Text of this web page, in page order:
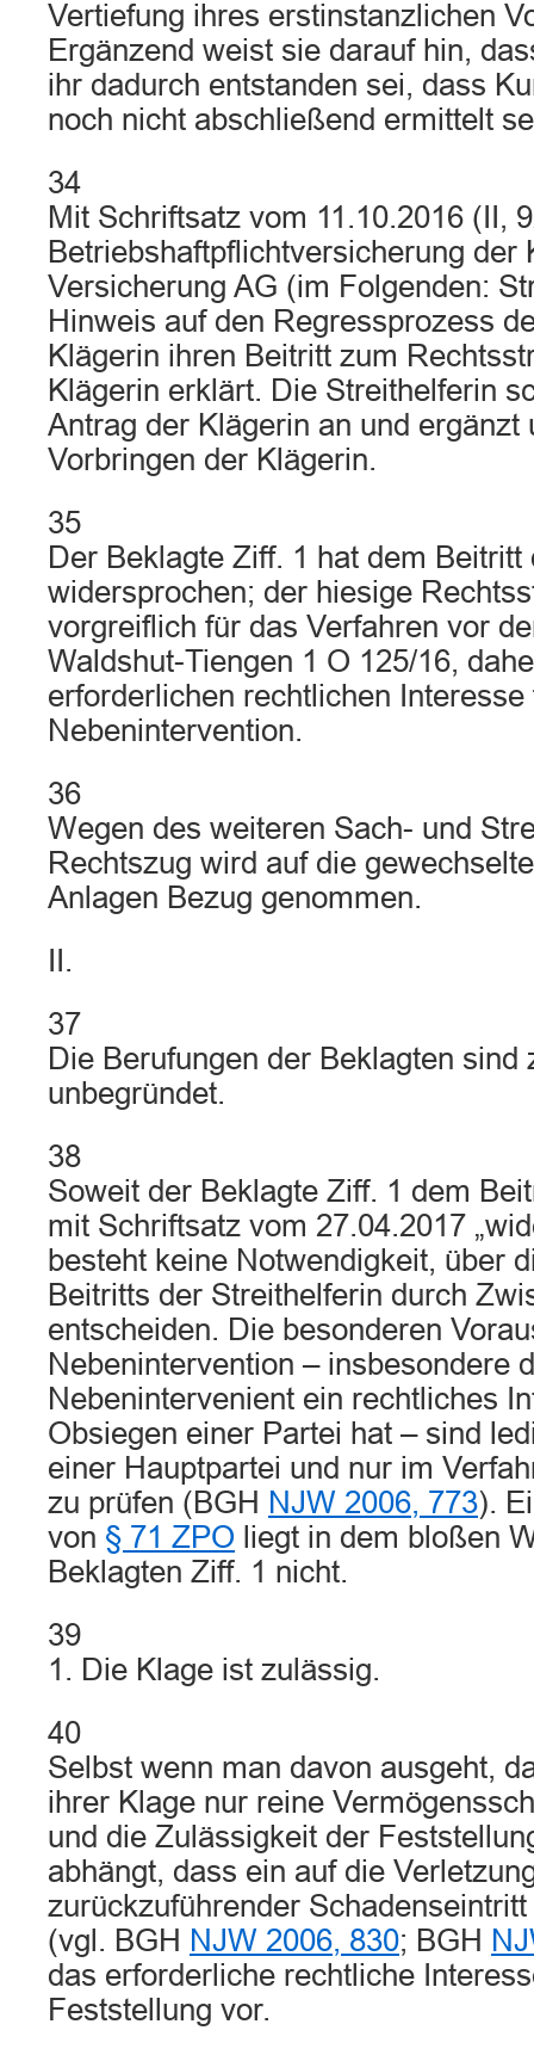
Vertiefung ihres erstinstanzlichen
Ergänzend weist sie darauf hin,
ihr dadurch entstanden sei, dass
noch nicht abschließend ermittelt
34
Mit Schriftsatz vom 11.10.2016 (II,
Betriebshaftpflichtversicherung der
Versicherung AG (im Folgenden:
Hinweis auf den Regressprozess
Klägerin ihren Beitritt zum
Klägerin erklärt. Die Streithelferin
Antrag der Klägerin an und ergänzt
Vorbringen der Klägerin.
35
Der Beklagte Ziff. 1 hat dem
widersprochen; der hiesige
vorgreiflich für das Verfahren vor
Waldshut-Tiengen 1 O 125/16,
erforderlichen rechtlichen Interesse
Nebenintervention.
36
Wegen des weiteren Sach- und
Rechtszug wird auf die
Anlagen Bezug genommen.
II.
37
Die Berufungen der Beklagten sind
unbegründet.
38
Soweit der Beklagte Ziff. 1 dem
mit Schriftsatz vom 27.04.2017
besteht keine Notwendigkeit, über
Beitritts der Streithelferin durch
entscheiden. Die besonderen
Nebenintervention – insbesondere
Nebenintervenient ein rechtliches
Obsiegen einer Partei hat – sind
einer Hauptpartei und nur im
zu prüfen (BGH NJW 2006, 773).
von § 71 ZPO liegt in dem bloßen
Beklagten Ziff. 1 nicht.
39
1. Die Klage ist zulässig.
40
Selbst wenn man davon ausgeht,
ihrer Klage nur reine
und die Zulässigkeit der
abhängt, dass ein auf die
zurückzuführender
(vgl. BGH NJW 2006, 830; BGH
das erforderliche rechtliche
Feststellung vor.